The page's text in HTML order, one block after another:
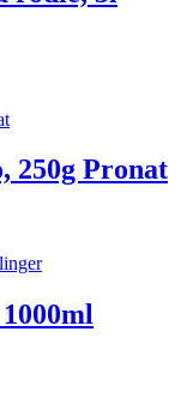
250g Pronat